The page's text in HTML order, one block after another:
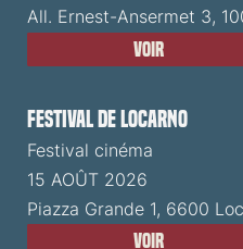
All. Ernest-Ansermet 3,
Voir
Festival de Locarno
Festival cinéma
15 AOÛT 2026
Piazza Grande 1, 6600
Voir